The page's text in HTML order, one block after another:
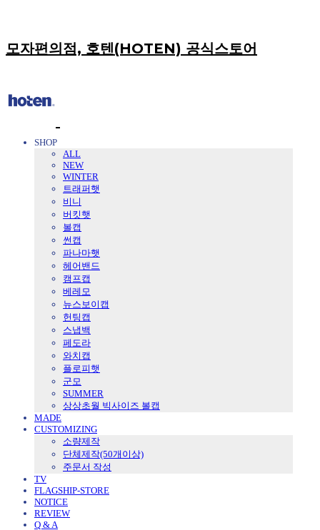
모자편의점, 호텐(HOTEN) 공식스토어
SHOP
ALL
NEW
WINTER
트래퍼햇
비니
버킷햇
볼캡
썬캡
파나마햇
헤어밴드
캠프캡
베레모
뉴스보이캡
헌팅캡
스냅백
페도라
와치캡
플로피햇
군모
SUMMER
상상초월 빅사이즈 볼캡
MADE
CUSTOMIZING
소량제작
단체제작(50개이상)
주문서 작성
TV
FLAGSHIP-STORE
NOTICE
REVIEW
Q & A